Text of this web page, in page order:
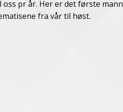
pr år. Her er det første mann
fra vår til høst.